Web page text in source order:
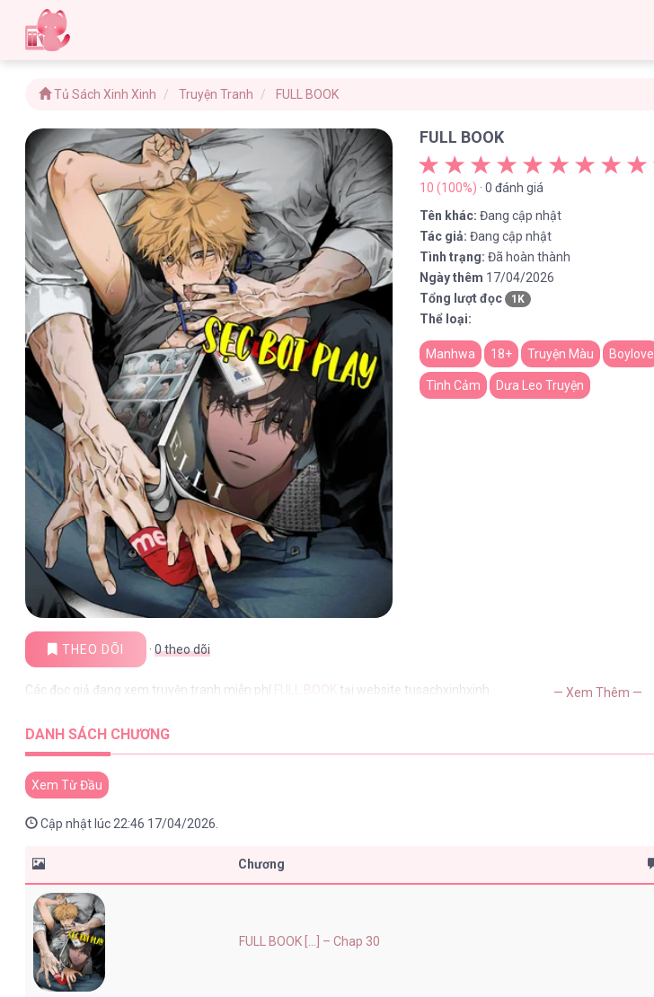
Tủ Sách Xinh Xinh Truyện Tranh FULL BOOK
FULL BOOK
10 (100%) · 0 đánh giá
Tên khác: Đang cập nhật
Tác giả: Đang cập nhật
Tình trạng: Đã hoàn thành
Ngày thêm 17/04/2026
Tổng lượt đọc
1K
Thể loại:
Manhwa 18+ Truyện Màu Boylove
Tình Cảm Dưa Leo Truyện
THEO DÕI ·0theo dõi
Các đọc giả đang xem truyện tranh miễn phí FULL BOOK tại website tusachxinhxinh — Xem Thêm —
DANH SÁCH CHƯƠNG
Xem Từ Đầu
Cập nhật lúc 22:46 17/04/2026.
Chương
FULL BOOK [...] – Chap 30